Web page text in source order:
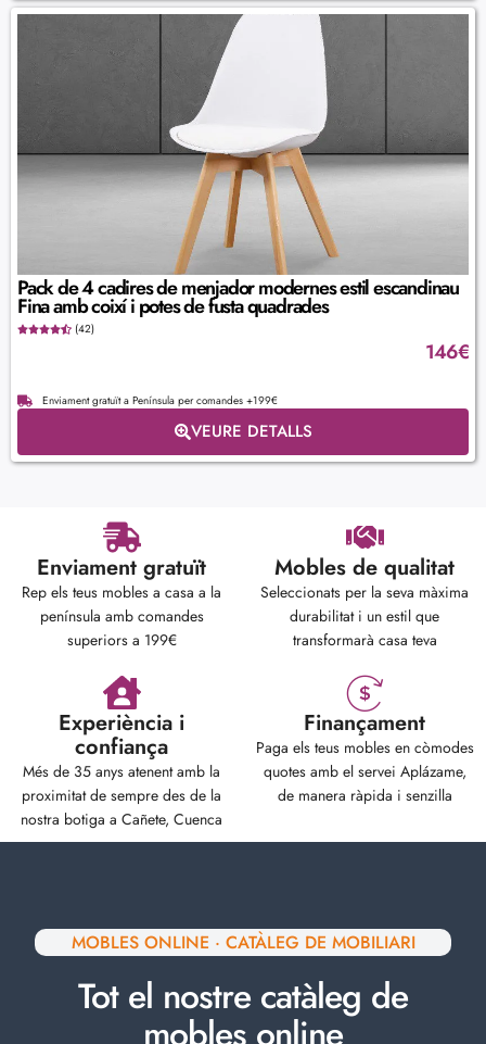
Pack de 4 cadires de menjador modernes estil escandinau
Fina amb coixí i potes de fusta quadrades
(42)
146€
Enviament gratuït a Península per comandes +199€
VEURE DETALLS
Enviament gratuït
Rep els teus mobles a casa a la
península amb comandes
superiors a 199€
Mobles de qualitat
Seleccionats per la seva màxima
durabilitat i un estil que
transformarà casa teva
Experiència i
confiança
Més de 35 anys atenent amb la
proximitat de sempre des de la
nostra botiga a Cañete, Cuenca
Finançament
Paga els teus mobles en còmodes
quotes amb el servei Aplázame,
de manera ràpida i senzilla
MOBLES ONLINE · CATÀLEG DE MOBILIARI
Tot el nostre catàleg de